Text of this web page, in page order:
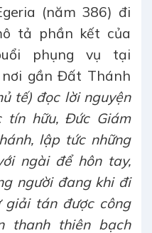
(năm 386) đi
tả phần kết của
phụng vụ tại
nơi gần Đất Thánh
tế) đọc lời nguyện
tín hữu, Đức Giám
lập tức những
ngài để hôn tay,
người đang khi đi
tán được công
thanh thiên bạch